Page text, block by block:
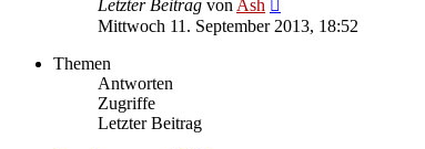
Letzter Beitrag von Ash
Mittwoch 11. September 2013, 18:52
Themen
Antworten
Zugriffe
Letzter Beitrag